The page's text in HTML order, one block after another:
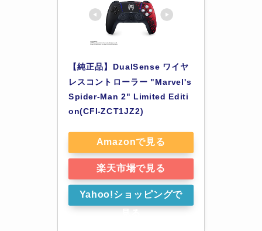
【純正品】DualSense ワイヤ
レスコントローラー "Marvel's
Spider-Man 2" Limited Editi
on(CFI-ZCT1JZ2)
Amazonで見る
楽天市場で見る
Yahoo!ショッピングで